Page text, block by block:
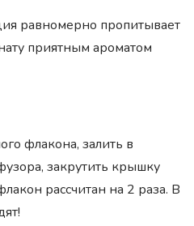
равномерно пропитывает
приятным ароматом
флакона, залить в
закрутить крышку
рассчитан на 2 раза. В